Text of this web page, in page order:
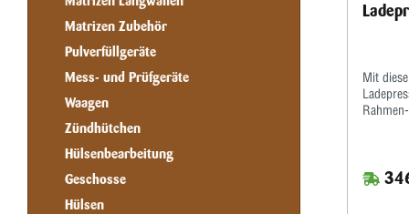
Matrizen Zubehör
Pulverfüllgeräte
Mess- und Prüfgeräte
Waagen
Zündhütchen
Hülsenbearbeitung
Geschosse
Hülsen
Mit
Die